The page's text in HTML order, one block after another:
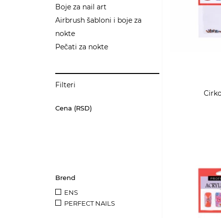
Boje za nail art
Airbrush šabloni i boje za
nokte
Pečati za nokte
Filteri
Cena (RSD)
Brend
ENS
PERFECT NAILS